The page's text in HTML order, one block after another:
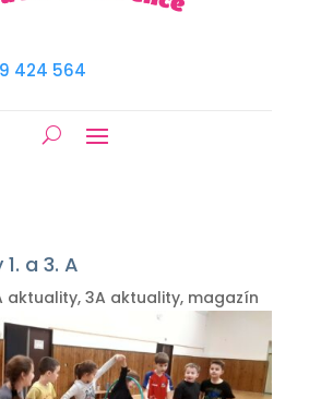
424 564
a 3. A
aktuality, 3A aktuality, magazín